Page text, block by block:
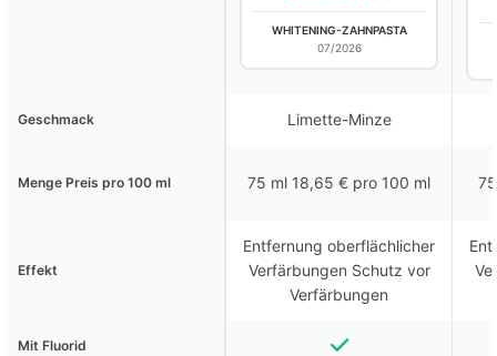
WHITENING-ZAHNPASTA
07/2026
Geschmack Limette-Minze
Menge Preis pro 100 ml 75 ml 18,65 € pro 100 ml
Effekt
Entfernung oberflächlicher
Verfärbungen Schutz vor
Verfärbungen
Mit Fluorid